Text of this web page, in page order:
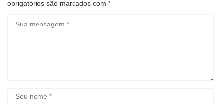
obrigatórios são marcados com *